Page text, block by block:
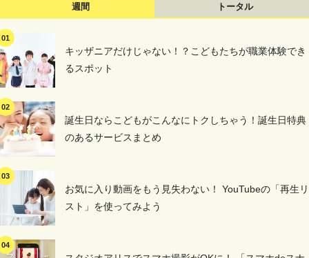
週間 トータル
キッザニアだけじゃない！？こどもたちが職業体験でき
るスポット
誕生日ならこどもがこんなにトクしちゃう！誕生日特典
のあるサービスまとめ
お気に入り動画をもう見失わない！ YouTubeの「再生リ
スト」を使ってみよう